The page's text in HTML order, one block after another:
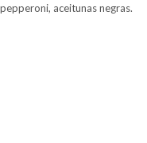
aceitunas negras.